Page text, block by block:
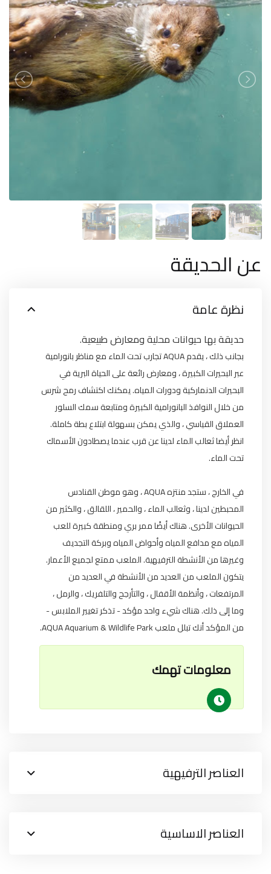
عن الحديقة
نظرة عامة
حديقة بها حيوانات محلية ومعارض طبيعية.
بجانب ذلك ، يقدم AQUA تجارب تحت الماء مع مناظر بانورامية
عبر البحيرات الكبيرة ، ومعارض رائعة على الحياة البرية في
البحيرات الدنماركية ودورات المياه. يمكنك اكتشاف رمح شرس
من خلال النوافذ البانورامية الكبيرة ومتابعة سمك السلور
العملاق القياسي ، والذي يمكن بسهولة ابتلاع بطة كاملة.
انظر أيضا ثعالب الماء لدينا عن قرب عندما يصطادون الأسماك
تحت الماء.
في الخارج ، ستجد منتزه AQUA ، وهو موطن القنادس
المحبطين لدينا ، وثعالب الماء ، والحمير ، اللقالق ، والكثير من
الحيوانات الأخرى. هناك أيضًا ممر بري ومنطقة كبيرة للعب
المياه مع مدافع المياه وأحواض المياه وبركة التجديف
وغيرها من الأنشطة الترفيهية. الملعب ممتع لجميع الأعمار.
يتكون الملعب من العديد من الأنشطة في العديد من
المرتفعات ، وأنظمة الأقفال ، والتأرجح والتلفريك ، والرمل ،
وما إلى ذلك. هناك شيء واحد مؤكد - تذكر تغيير الملابس -
من المؤكد أنك تبلل ملعب AQUA Aquarium & Wildlife Park.
معلومات تهمك
العناصر الترفيهية
العناصر الاساسية